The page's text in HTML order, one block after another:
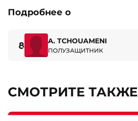
Подробнее о
8 A. TCHOUAMENI
ПОЛУЗАЩИТНИК
СМОТРИТЕ ТАКЖЕ